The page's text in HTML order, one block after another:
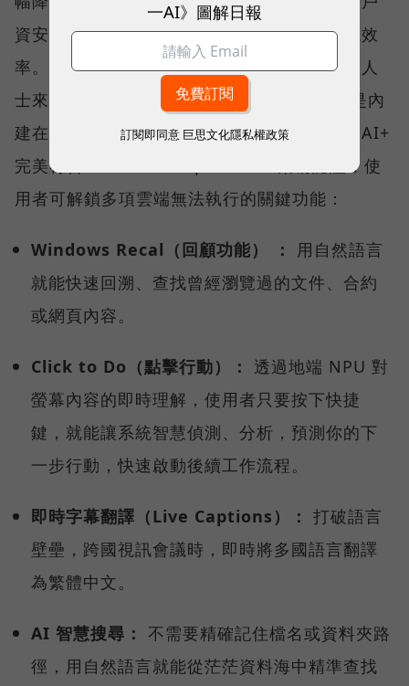
資安不外洩，同時兼顧資料處理的速度與能源效
率。對於每天需要處理大量文件與郵件的商務人
士來說，AI 不再只是網頁上的聊天工具，而是內
建在系統底層的數位助手。Prestige 14 Flip AI+
完美符合 Windows Copilot+ PC 架構認證，使
用者可解鎖多項雲端無法執行的關鍵功能：
Windows Recal（回顧功能） ：
用自然語言
就能快速回溯、查找曾經瀏覽過的文件、合約
或網頁內容。
Click to Do（點擊行動）： 透過地端 NPU 對
螢幕內容的即時理解，使用者只要按下快捷
鍵，就能讓系統智慧偵測、分析，預測你的下
一步行動，快速啟動後續工作流程。
即時字幕翻譯（Live Captions）： 打破語言
壁壘，跨國視訊會議時，即時將多國語言翻譯
為繁體中文。
AI 智慧搜尋： 不需要精確記住檔名或資料夾路
徑，用自然語言就能從茫茫資料海中精準查找
一AI》圖解日報
訂閱即同意 巨思文化隱私權政策